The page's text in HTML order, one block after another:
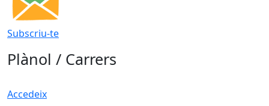
Subscriu-te
Plànol / Carrers
Accedeix